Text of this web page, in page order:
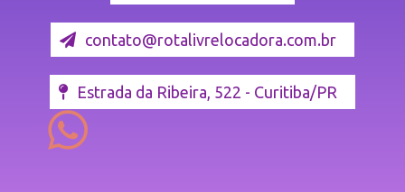
contato@rotalivrelocadora.com.br
Estrada da Ribeira, 522 - Curitiba/PR